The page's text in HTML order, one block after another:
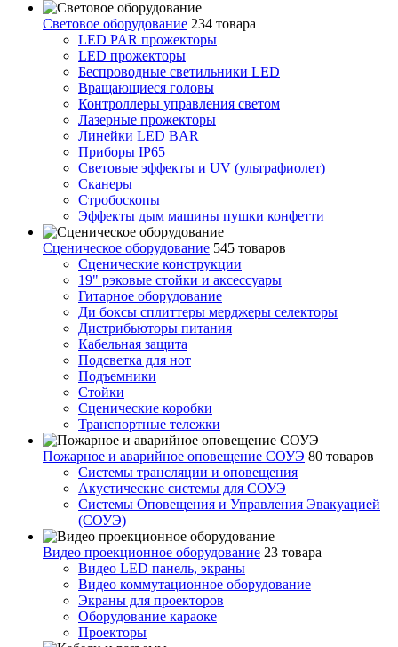
Световое оборудование 234 товара
LED PAR прожекторы
LED прожекторы
Беспроводные светильники LED
Вращающиеся головы
Контроллеры управления светом
Лазерные прожекторы
Линейки LED BAR
Приборы IP65
Световые эффекты и UV (ультрафиолет)
Сканеры
Стробоскопы
Эффекты дым машины пушки конфетти
Сценическое оборудование 545 товаров
Сценические конструкции
19" рэковые стойки и аксесcуары
Гитарное оборудование
Ди боксы сплиттеры мерджеры селекторы
Дистрибьюторы питания
Кабельная защита
Подсветка для нот
Подъемники
Стойки
Сценические коробки
Транспортные тележки
Пожарное и аварийное оповещение СОУЭ 80 товаров
Cистемы трансляции и оповещения
Акустические системы для СОУЭ
Системы Оповещения и Управления Эвакуацией
(СОУЭ)
Видео проекционное оборудование 23 товара
Видео LED панель, экраны
Видео коммутационное оборудование
Экраны для проекторов
Оборудование караоке
Проекторы